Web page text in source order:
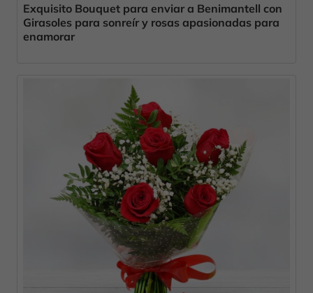
Exquisito Bouquet para enviar a Benimantell con
Girasoles para sonreír y rosas apasionadas para
enamorar